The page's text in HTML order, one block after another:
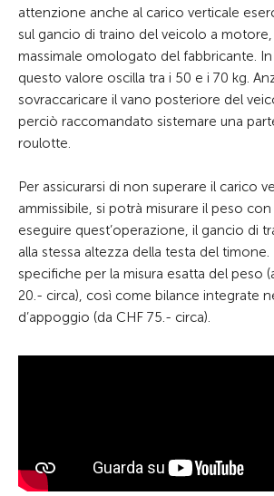
attenzione anche al carico verticale
sul gancio di traino del veicolo a
massimale omologato del fabbricante.
questo valore oscilla tra i 50 e i 70 kg.
sovraccaricare il vano posteriore del
perciò raccomandato sistemare una
roulotte.
Per assicurarsi di non superare il carico
ammissibile, si potrà misurare il peso
eseguire quest’operazione, il gancio di
alla stessa altezza della testa del
specifiche per la misura esatta del peso
20.- circa), così come bilance integrate
d’appoggio (da CHF 75.- circa).